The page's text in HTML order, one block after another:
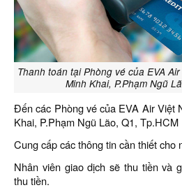
Thanh toán tại Phòng vé của EVA
Minh Khai, P.Phạm Ngũ
Đến các Phòng vé của EVA Air Việt
Khai, P.Phạm Ngũ Lão, Q1, Tp.HCM
Cung cấp các thông tin cần thiết cho
Nhân viên giao dịch sẽ thu tiền và
thu tiền.